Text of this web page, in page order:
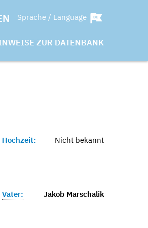
Sprache / Language
ZUR DATENBANK
Hochzeit: Nicht bekannt
Vater: Jakob Marschalik